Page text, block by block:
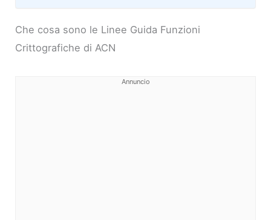
Che cosa sono le Linee Guida Funzioni
Crittografiche di ACN
Annuncio